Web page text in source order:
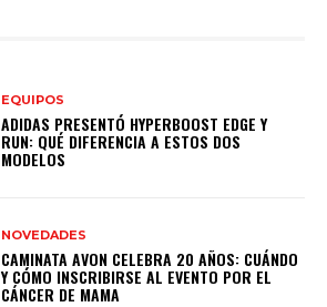
EQUIPOS
ADIDAS PRESENTÓ HYPERBOOST EDGE Y
RUN: QUÉ DIFERENCIA A ESTOS DOS
MODELOS
NOVEDADES
CAMINATA AVON CELEBRA 20 AÑOS: CUÁNDO
Y CÓMO INSCRIBIRSE AL EVENTO POR EL
CÁNCER DE MAMA